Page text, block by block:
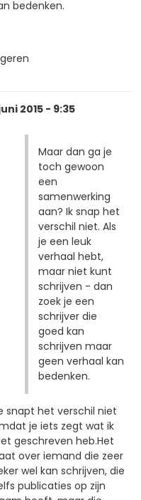
bedenken.
2015 - 9:35
Maar dan ga je
toch gewoon
een
samenwerking
aan? Ik snap het
verschil niet. Als
je een leuk
verhaal hebt,
maar niet kunt
schrijven - dan
zoek je een
schrijver die
goed kan
schrijven maar
geen verhaal kan
bedenken.
snapt het verschil niet
je iets zegt wat ik
geschreven heb.Het
over iemand die zeer
wel kan schrijven, die
publicaties op zijn